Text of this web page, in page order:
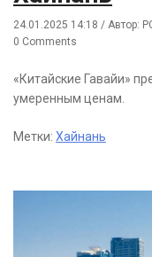
24.01.2025 14:18 / Автор:
0 Comments
«Китайские Гавайи»
умеренным ценам.
Метки: Хайнань